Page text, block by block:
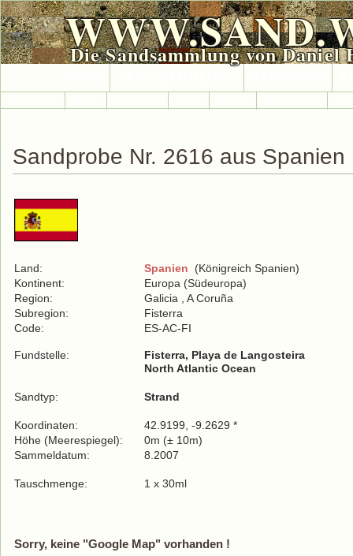
Die Sandsammlung von Daniel
Sandprobe Nr. 2616 aus Spanien
Land: Spanien (Königreich Spanien)
Kontinent:
Europa (Südeuropa)
Region:
Galicia , A Coruña
Subregion:
Fisterra
Code:
ES-AC-FI
Fundstelle:
Fisterra, Playa de Langosteira
North Atlantic Ocean
Sandtyp: Strand
Koordinaten:
42.9199, -9.2629 *
Höhe (Meerespiegel):
0m (± 10m)
Sammeldatum:
8.2007
Tauschmenge: 1 x 30ml
Sorry, keine "Google Map" vorhanden !